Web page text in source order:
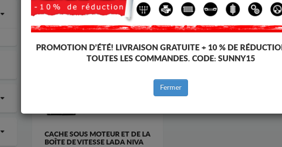
Cache Sous Moteur Métallique Lada Niva
-8%
CACHE SOUS MOTEUR ET DE LA
BOÎTE DE VITESSE LADA NIVA
PROMOTION D’ÉTÉ! LIVRAISON GRATUITE + 10 % DE
TOUTES LES COMMANDES. CODE: SUNNY15
Fermer